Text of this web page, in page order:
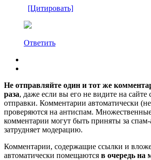
[Цитировать]
Ответить
Не отправляйте один и тот же
раза, даже если вы его не видите на сайте
отправки. Комментарии автоматически
проверяются на антиспам.
комментарии могут быть приняты за спам-
затрудняет модерацию.
Комментарии, содержащие ссылки и
автоматически помещаются в очередь на